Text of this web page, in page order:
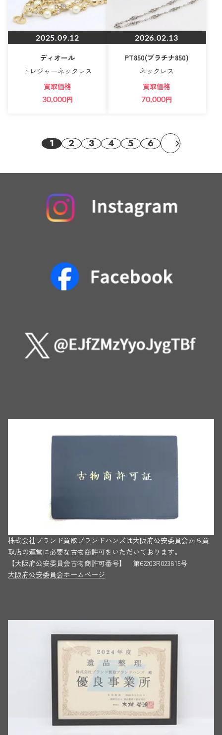
2025.09.12
ディオール
トレジャーネックレス
買取価格
30,000円
2026.02.13
PT850(プラチナ850)
ネックレス
買取価格
70,000円
1 2 3 4 5 6
株式会社ブランド買取ブランドハンズは大阪府公安委員会から買
取店の運営に必要な古物商許可をいただいております。
【大阪府公安委員会古物商許可番号】 第62203R023815号
大阪府公安委員会ホームページ